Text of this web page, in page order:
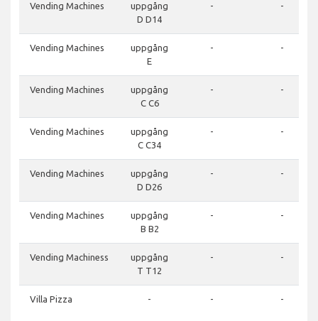
Vending Machines
uppgång
D D14
- -
Vending Machines
uppgång
E
- -
Vending Machines
uppgång
C C6
- -
Vending Machines
uppgång
C C34
- -
Vending Machines
uppgång
D D26
- -
Vending Machines
uppgång
B B2
- -
Vending Machiness
uppgång
T T12
- -
Villa Pizza - - -